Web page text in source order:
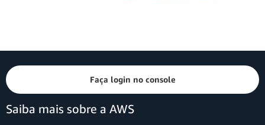
Faça login no console
Saiba mais sobre a AWS